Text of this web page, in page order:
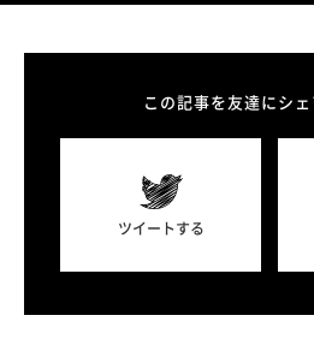
この記事を友達にシェ
ツイートする